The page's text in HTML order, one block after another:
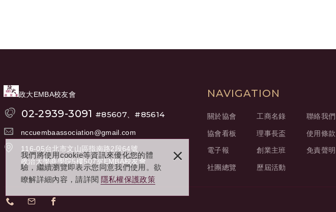
我們將使用cookie等資訊來優化您的體
驗，繼續瀏覽即表示您同意我們使用。欲
瞭解詳細內容，請詳閱 隱私權保護政策
×
政大EMBA校友會
02-2939-3091 #85607、#85614
nccuembaassociation@gmail.com
116-05台北市文山區指南路2段64號
政治大學商學院5樓507室EMBA校友會
NAVIGATION
關於協會
協會看板
電子報
社團總覽
工商名錄
理事長盃
創業主班
歷屆活動
聯絡我們
使用條款
免責聲明